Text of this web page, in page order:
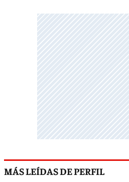
MÁS LEÍDAS DE PERFIL